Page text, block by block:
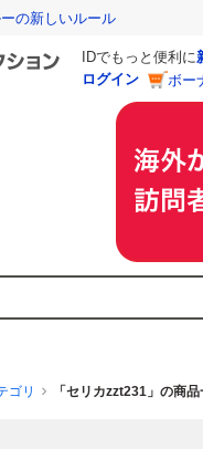
の新しいルール
IDでもっと便利に
ログイン
ボー
ゴリ 「セリカzzt231」の商